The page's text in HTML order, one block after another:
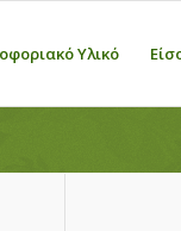
Υλικό